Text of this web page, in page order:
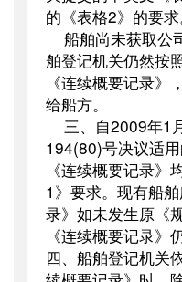
的《表格2》的要求
船舶尚未获取公
舶登记机关仍然按
《连续概要记录》
给船方。
三、自2009年1
194(80)号决议适
《连续概要记录》
1 》要求。现有船
录》如未发生原《
《连续概要记录》
四、船舶登记机关